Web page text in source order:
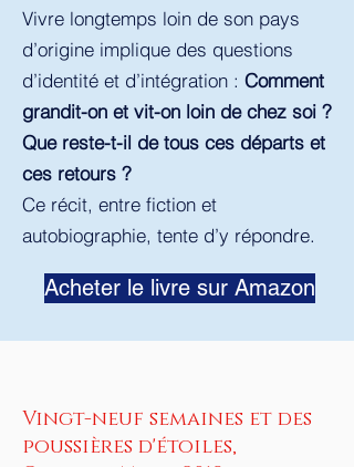
Vivre longtemps loin de son pays
d’origine implique des questions
d’identité et d’intégration : Comment
grandit-on et vit-on loin de chez soi ?
Que reste-t-il de tous ces départs et
ces retours ?
Ce récit, entre fiction et
autobiographie, tente d’y répondre.
Acheter le livre sur Amazon
Vingt-neuf semaines et des
poussières d'étoiles,